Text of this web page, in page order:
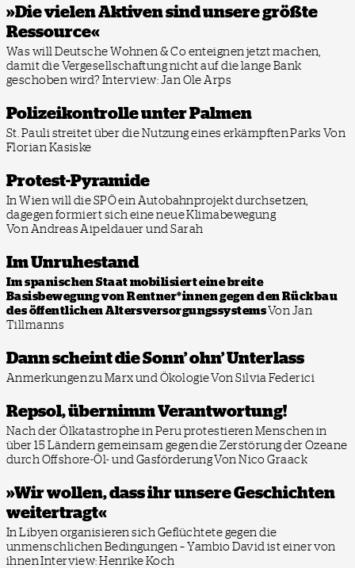
»Die vielen Aktiven sind unsere größte
Ressource«
Was will Deutsche Wohnen & Co enteignen jetzt machen,
damit die Vergesellschaftung nicht auf die lange Bank
geschoben wird? Interview: Jan Ole Arps
Polizeikontrolle unter Palmen
St. Pauli streitet über die Nutzung eines erkämpften Parks Von
Florian Kasiske
Protest-Pyramide
In Wien will die SPÖ ein Autobahnprojekt durchsetzen,
dagegen formiert sich eine neue Klimabewegung
Von Andreas Aipeldauer und Sarah
Im Unruhestand
Im spanischen Staat mobilisiert eine breite
Basisbewegung von Rentner*innen gegen den Rückbau
des öffentlichen AltersversorgungssystemsVon Jan
Tillmanns
Dann scheint die Sonn’ ohn’ Unterlass
Anmerkungen zu Marx und ÖkologieVon Silvia Federici
Repsol, übernimm Verantwortung!
Nach der Ölkatastrophe in Peru protestieren Menschen in
über 15 Ländern gemeinsam gegen die Zerstörung der Ozeane
durch Offshore-Öl- und GasförderungVon Nico Graack
»Wir wollen, dass ihr unsere Geschichten
weitertragt«
In Libyen organisieren sich Geflüchtete gegen die
unmenschlichen Bedingungen – Yambio David ist einer von
ihnenInterview: Henrike Koch